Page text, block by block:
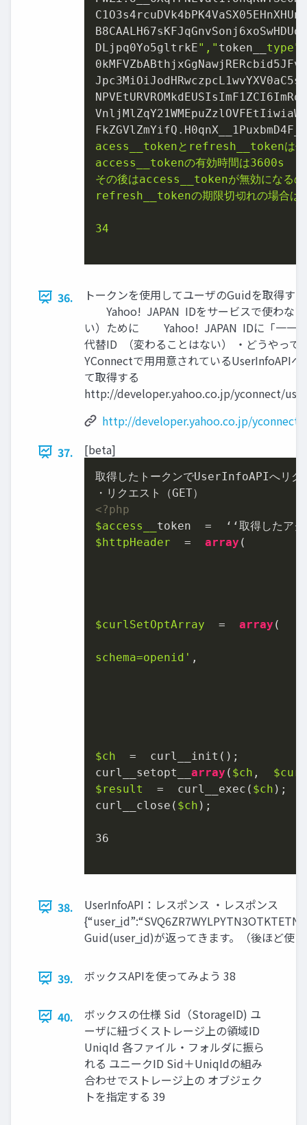
DLjpq0Yo5gltrkE"," token_̲ type
acess_̲tokenとrefresh_̲tokenは保
access_̲tokenの有効時間は3600s
その後はaccess_̲tokenが無効になる
refresh_̲tokenの期限切切れの場合はや
34
36.
トークンを使用してユーザのGuidを取得す
Yahoo! JAPAN IDをサービスで使わない
い）ために Yahoo! JAPAN IDに「⼀一
代替ID （変わることはない） ・どうや
YConnectで⽤用意されているUserInfoAPIへ
て取得する
http://developer.yahoo.co.jp/yconnect/
http://developer.yahoo.co.jp/
37.
[beta]
取得したトークンでUserInfoAPIへリク
<?php
$access_
$httpHeader = array (
$curlSetOptArray = array (
schema=openid' ,
$ch =  curl_̲init();
curl_̲setopt_̲ array ( $ch ,
$result
=  curl_̲exec( $ch );
curl_̲close( $ch );
36
38.
UserInfoAPI：レスポンス ・レスポンス
Guid(user_̲id)が返ってきます。（後ほど使
39. ボックスAPIを使ってみよう 38
40.
ボックスの仕様 Sid（StorageID) ユ
ーザに紐づくストレージ上の領域ID
UniqId 各ファイル・フォルダに振ら
れる ユニークID Sid＋UniqIdの組み
合わせでストレージ上の オブジェク
トを指定する 39